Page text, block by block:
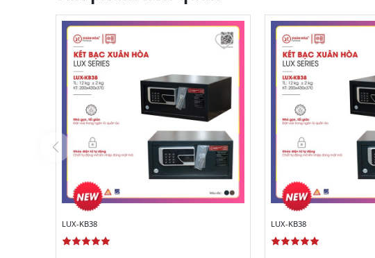
LUX-KB38 LUX-KB38